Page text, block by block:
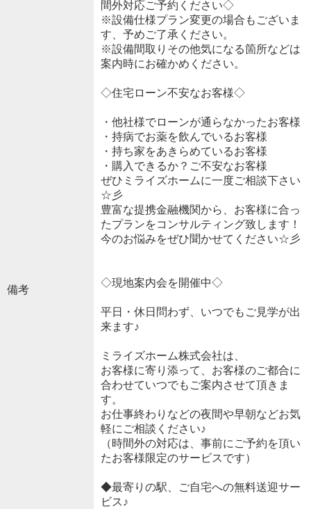
備考
間外対応ご予約ください◇
※設備仕様プラン変更の場合もございま
す、予めご了承ください。
※設備間取りその他気になる箇所などは
案内時にお確かめください。
◇住宅ローン不安なお客様◇
・他社様でローンが通らなかったお客様
・持病でお薬を飲んでいるお客様
・持ち家をあきらめているお客様
・購入できるか？ご不安なお客様
ぜひミライズホームに一度ご相談下さい
☆彡
豊富な提携金融機関から、お客様に合っ
たプランをコンサルティング致します！
今のお悩みをぜひ聞かせてください☆彡
◇現地案内会を開催中◇
平日・休日問わず、いつでもご見学が出
来ます♪
ミライズホーム株式会社は、
お客様に寄り添って、お客様のご都合に
合わせていつでもご案内させて頂きま
す。
お仕事終わりなどの夜間や早朝などお気
軽にご相談ください♪
（時間外の対応は、事前にご予約を頂い
たお客様限定のサービスです）
◆最寄りの駅、ご自宅への無料送迎サー
ビス♪